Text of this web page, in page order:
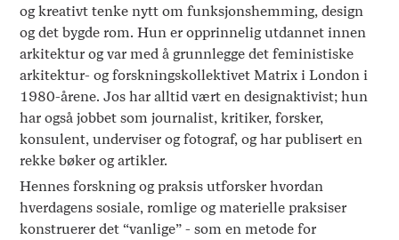
og kreativt tenke nytt om funksjonshemming, design
og det bygde rom. Hun er opprinnelig utdannet innen
arkitektur og var med å grunnlegge det feministiske
arkitektur- og forskningskollektivet Matrix i London i
1980-årene. Jos har alltid vært en designaktivist; hun
har også jobbet som journalist, kritiker, forsker,
konsulent, underviser og fotograf, og har publisert en
rekke bøker og artikler.
Hennes forskning og praksis utforsker hvordan
hverdagens sosiale, romlige og materielle praksiser
konstruerer det “vanlige” - som en metode for